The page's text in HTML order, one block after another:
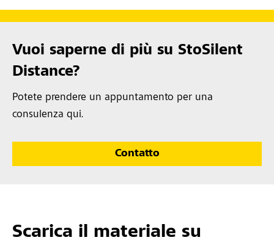
Vuoi saperne di più su StoSilent
Distance?
Potete prendere un appuntamento per una
consulenza qui.
Contatto
Scarica il materiale su